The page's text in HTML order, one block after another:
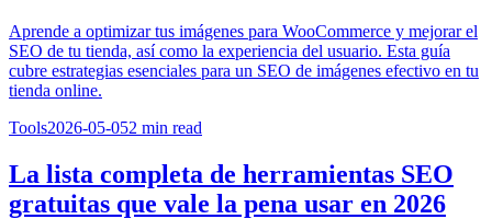
Aprende a optimizar tus imágenes para WooCommerce y mejorar el
SEO de tu tienda, así como la experiencia del usuario. Esta guía
cubre estrategias esenciales para un SEO de imágenes efectivo en tu
tienda online.
Tools2026-05-052 min read
La lista completa de herramientas SEO
gratuitas que vale la pena usar en 2026